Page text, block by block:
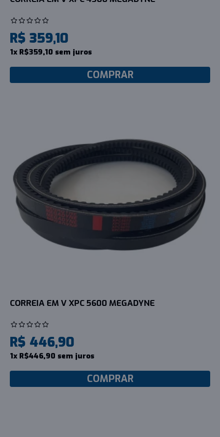
R$ 359,10
1x R$359,10 sem juros
COMPRAR
CORREIA EM V XPC 5600 MEGADYNE
R$ 446,90
1x R$446,90 sem juros
COMPRAR